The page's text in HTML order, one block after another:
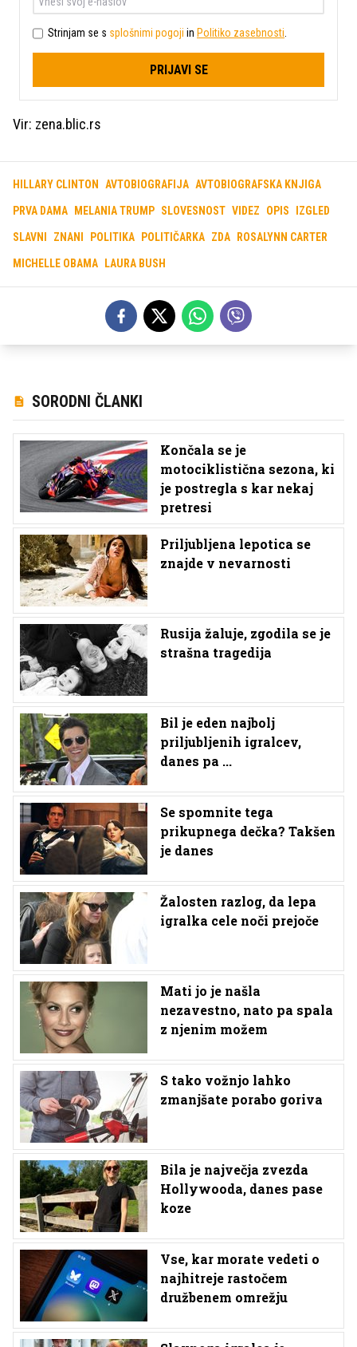
Strinjam se s splošnimi pogoji in Politiko zasebnosti
PRIJAVI SE
Vir: zena.blic.rs
HILLARY CLINTON AVTOBIOGRAFIJA AVTOBIOGRAFSKA KNJIGA
PRVA DAMA MELANIA TRUMP SLOVESNOST VIDEZ OPIS IZGLED
SLAVNI ZNANI POLITIKA POLITIČARKA ZDA ROSALYNN CARTER
MICHELLE OBAMA LAURA BUSH
SORODNI ČLANKI
Končala se je
motociklistična sezona, ki
je postregla s kar nekaj
pretresi
Priljubljena lepotica se
znajde v nevarnosti
Rusija žaluje, zgodila se je
strašna tragedija
Bil je eden najbolj
priljubljenih igralcev,
danes pa ...
Se spomnite tega
prikupnega dečka? Takšen
je danes
Žalosten razlog, da lepa
igralka cele noči prejoče
Mati jo je našla
nezavestno, nato pa spala
z njenim možem
S tako vožnjo lahko
zmanjšate porabo goriva
Bila je največja zvezda
Hollywooda, danes pase
koze
Vse, kar morate vedeti o
najhitreje rastočem
družbenem omrežju